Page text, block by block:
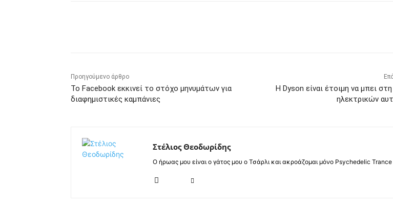
Προηγούμενο άρθρο
Το Facebook εκκινεί το στόχο μηνυμάτων για
διαφημιστικές καμπάνιες
Η Dyson είναι έτοιμη να μπει
ηλεκτρικών
Στέλιος Θεοδωρίδης
Ο ήρωας μου είναι ο γάτος μου ο Τσάρλι και ακροάζομαι μόνο Psychedelic Trance